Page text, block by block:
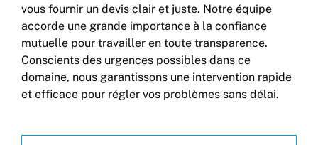
vous fournir un devis clair et juste. Notre équipe
accorde une grande importance à la confiance
mutuelle pour travailler en toute transparence.
Conscients des urgences possibles dans ce
domaine, nous garantissons une intervention rapide
et efficace pour régler vos problèmes sans délai.